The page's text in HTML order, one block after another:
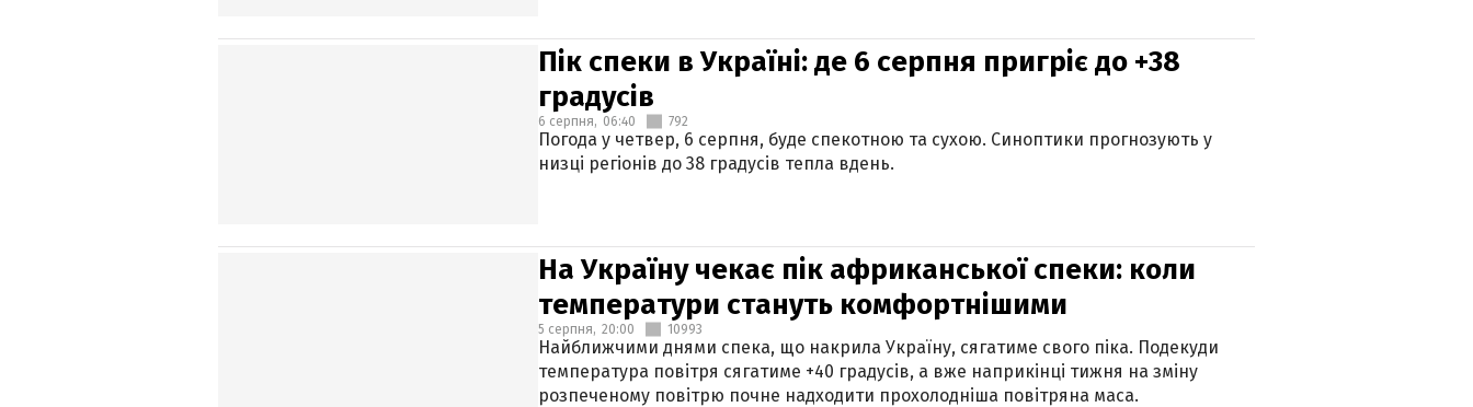
Пік спеки в Україні: де 6 серпня пригріє до +38
градусів
6 серпня, 06:40 792
Погода у четвер, 6 серпня, буде спекотною та сухою. Синоптики прогнозують у
низці регіонів до 38 градусів тепла вдень.
На Україну чекає пік африканської спеки: коли
температури стануть комфортнішими
5 серпня, 20:00 10993
Найближчими днями спека, що накрила Україну, сягатиме свого піка. Подекуди
температура повітря сягатиме +40 градусів, а вже наприкінці тижня на зміну
розпеченому повітрю почне надходити прохолодніша повітряна маса.